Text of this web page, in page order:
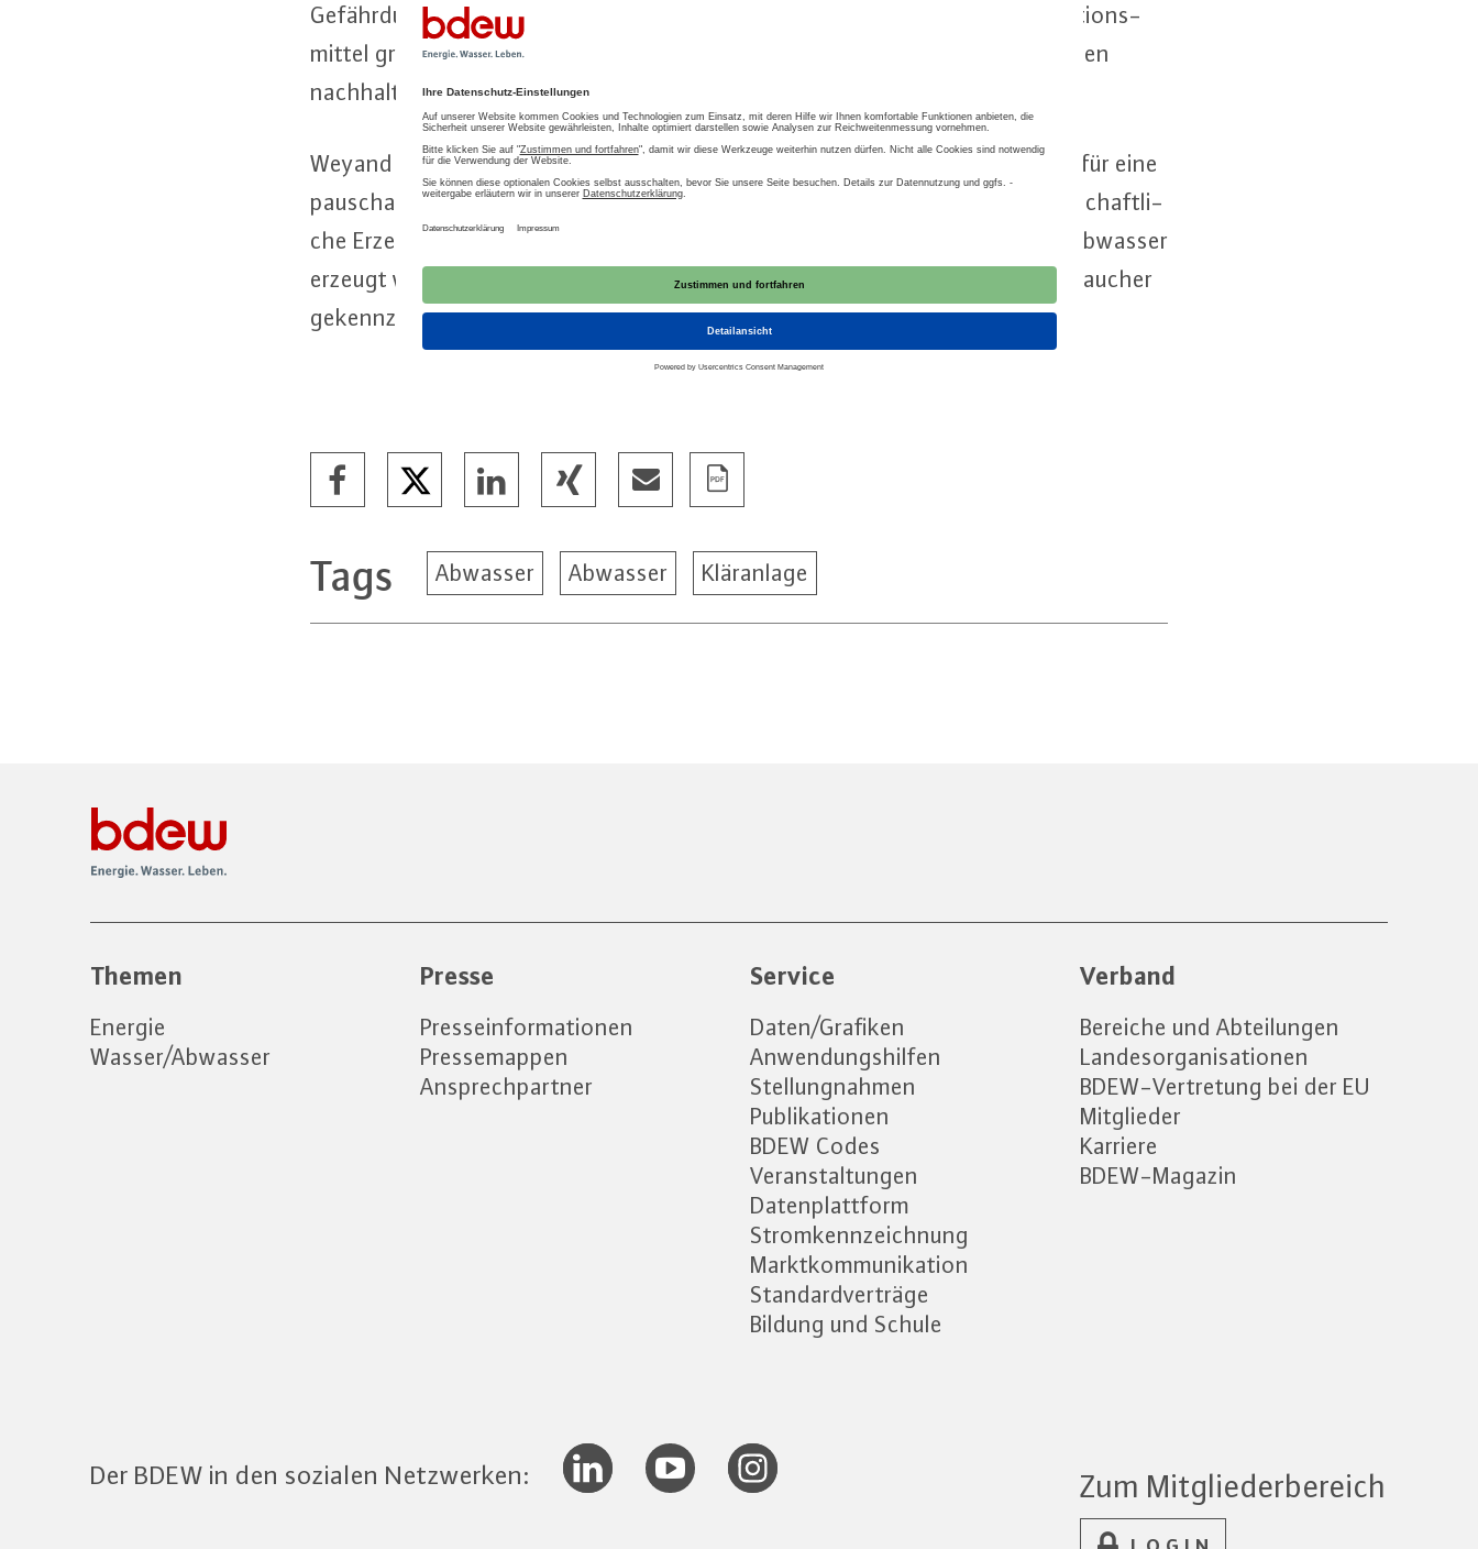
Ge­fähr­dung der Be­völ­ke­rung wäre nur dann aus­zu­schlie­ßen, wenn Des­in­fek­ti­ons­
mit­tel groß­flä­chig ein­ge­setzt würden. Dies wäre jedoch ein Rück­schritt für den
nach­hal­ti­gen Einsatz von Che­mi­ka­li­en.
Weyand sieht auch ent­spre­chen­de Vorstöße der Eu­ro­päi­schen Kom­mis­si­on für eine
pauschale Abwasser- und Grau­was­ser­wie­der­ver­wen­dung kritisch: Land­wirt­schaft­li­
che Er­zeug­nis­se, wie Gemüse oder Erdbeeren, die mit wie­der­ver­wen­de­tem Abwasser
erzeugt wurden, müssten min­des­tens hy­gie­nisch überprüft und für die Ver­brau­cher
ge­kenn­zeich­net werden.
Tags Abwasser Abwasser Kläranlage
Themen
Energie
Wasser/Abwasser
Presse
Presseinformationen
Pressemappen
Ansprechpartner
Service
Daten/Grafiken
Anwendungshilfen
Stellungnahmen
Publikationen
BDEW Codes
Veranstaltungen
Datenplattform
Stromkennzeichnung
Marktkommunikation
Standardverträge
Bildung und Schule
Verband
Bereiche und Abteilungen
Landesorganisationen
BDEW-Vertretung bei der EU
Mitglieder
Karriere
BDEW-Magazin
Der BDEW in den sozialen Netzwerken: Zum Mitgliederbereich